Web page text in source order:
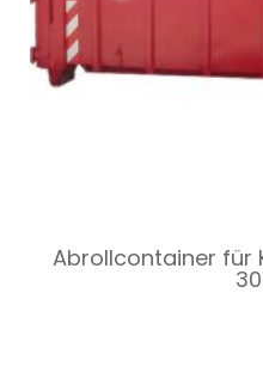
Abrollcontainer für